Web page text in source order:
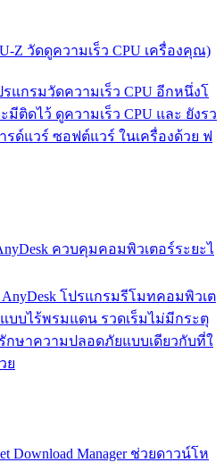
Z วัดดูความเร็ว CPU เครื่องคุณ)
แกรมวัดความเร็ว CPU อีกหนึ่งโ
ติดไว้ ดูความเร็ว CPU และ ยังรว
รด์แวร์ ซอฟต์แวร์ ในเครื่องด้วย ฟ
ควบคุมคอมพิวเตอร์ระยะไ
โปรแกรมรีโมทคอมพิวเต
บบไร้พรมแดน รวดเร็มไม่มีกระตุ
ษาความปลอดภัยแบบเดียวกับที่ใ
ย
Download Manager ช่วยดาวน์โห